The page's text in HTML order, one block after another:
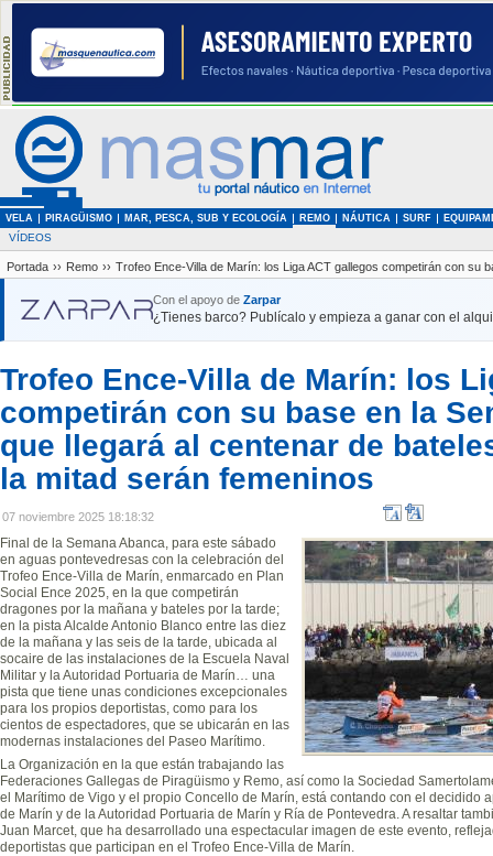
VELA PIRAGÜISMO MAR, PESCA, SUB Y ECOLOGÍA REMO NÁUTICA SURF
VÍDEOS
Portada ›› Remo ›› Trofeo Ence-Villa de Marín: los Liga ACT gallegos competirán con su
Con el apoyo de Zarpar
¿Tienes barco? Publícalo y empieza a ganar con el
Trofeo Ence-Villa de Marín: los
competirán con su base en la
que llegará al centenar de
la mitad serán femeninos
07 noviembre 2025 18:18:32
Final de la Semana Abanca, para este sábado
en aguas pontevedresas con la celebración del
Trofeo Ence-Villa de Marín, enmarcado en Plan
Social Ence 2025, en la que competirán
dragones por la mañana y bateles por la tarde;
en la pista Alcalde Antonio Blanco entre las diez
de la mañana y las seis de la tarde, ubicada al
socaire de las instalaciones de la Escuela Naval
Militar y la Autoridad Portuaria de Marín… una
pista que tiene unas condiciones excepcionales
para los propios deportistas, como para los
cientos de espectadores, que se ubicarán en las
modernas instalaciones del Paseo Marítimo.
La Organización en la que están trabajando las
Federaciones Gallegas de Piragüismo y Remo, así como la Sociedad
el Marítimo de Vigo y el propio Concello de Marín, está contando con el decidido
de Marín y de la Autoridad Portuaria de Marín y Ría de Pontevedra. A resaltar
Juan Marcet, que ha desarrollado una espectacular imagen de este evento,
deportistas que participan en el Trofeo Ence-Villa de Marín.